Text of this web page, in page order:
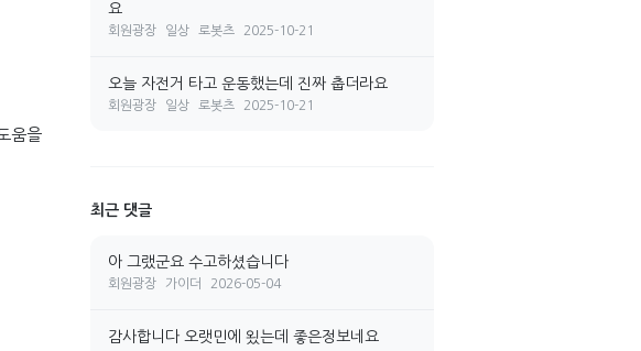
움을
요
회원광장 일상 로봇츠 2025-10-21
오늘 자전거 타고 운동했는데 진짜 춥더라요
회원광장 일상 로봇츠 2025-10-21
최근 댓글
아 그랬군요 수고하셨습니다
회원광장 가이더 2026-05-04
감사합니다 오랫민에 욌는데 좋은정보네요